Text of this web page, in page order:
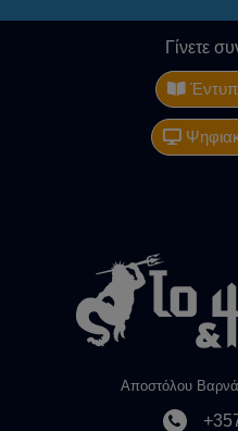
Γίνετε
Αποστόλου